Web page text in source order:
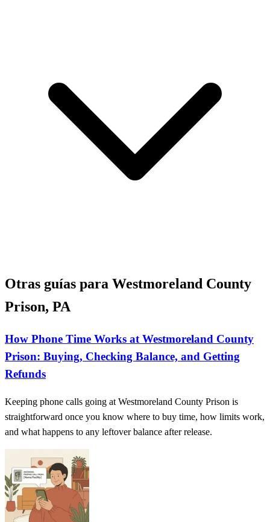
Otras guías para Westmoreland County
Prison, PA
How Phone Time Works at Westmoreland County
Prison: Buying, Checking Balance, and Getting
Refunds
Keeping phone calls going at Westmoreland County Prison is
straightforward once you know where to buy time, how limits work,
and what happens to any leftover balance after release.